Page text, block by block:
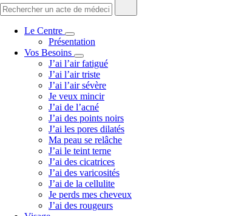
Le Centre
Présentation
Vos Besoins
J’ai l’air fatigué
J’ai l’air triste
J’ai l’air sévère
Je veux mincir
J’ai de l’acné
J’ai des points noirs
J’ai les pores dilatés
Ma peau se relâche
J’ai le teint terne
J’ai des cicatrices
J’ai des varicosités
J’ai de la cellulite
Je perds mes cheveux
J’ai des rougeurs